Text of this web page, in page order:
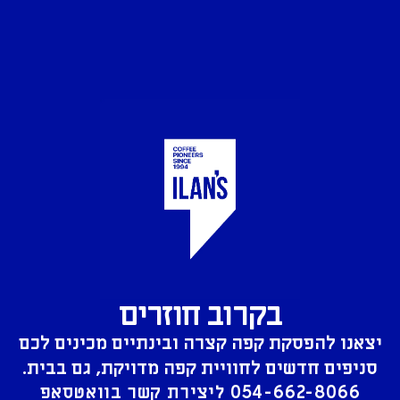
בקרוב חוזרים
יצאנו להפסקת קפה קצרה ובינתיים מכינים לכם
סניפים חדשים לחוויית קפה מדויקת, גם בבית.
054-662-8066